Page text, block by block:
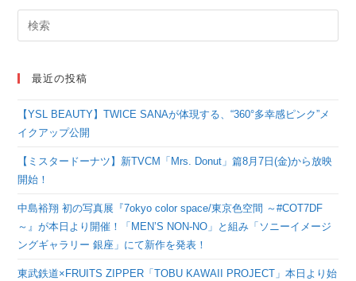
最近の投稿
【YSL BEAUTY】TWICE SANAが体現する、“360°多幸感ピンク”メ
イクアップ公開
【ミスタードーナツ】新TVCM「Mrs. Donut」篇8月7日(金)から放映
開始！
中島裕翔 初の写真展『7okyo color space/東京色空間 ～#COT7DF
～』が本日より開催！「MEN’S NON-NO」と組み「ソニーイメージ
ングギャラリー 銀座」にて新作を発表！
東武鉄道×FRUITS ZIPPER「TOBU KAWAII PROJECT」本日より始